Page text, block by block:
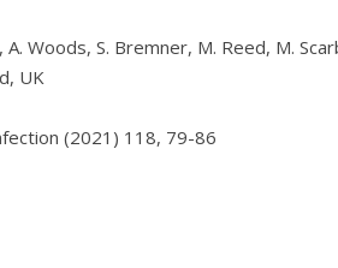
A. Woods, S. Bremner, M. Reed, M.
UK
(2021) 118, 79-86